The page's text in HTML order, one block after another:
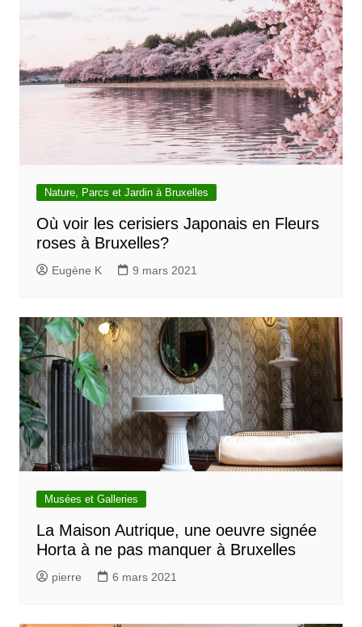
Nature, Parcs et Jardin à Bruxelles
Où voir les cerisiers Japonais en Fleurs
roses à Bruxelles?
Eugène K 9 mars 2021
Musées et Galleries
La Maison Autrique, une oeuvre signée
Horta à ne pas manquer à Bruxelles
pierre 6 mars 2021